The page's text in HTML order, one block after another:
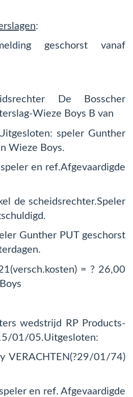
:
geschorst vanaf
De Bosscher
Wieze Boys B van
speler Gunther
Wieze Boys.
en ref.Afgevaardigde
scheidsrechter.Speler
Gunther PUT geschorst
= ? 26,00
wedstrijd RP Products-
01/05.Uitgesloten:
01/74)
en ref. Afgevaardigde